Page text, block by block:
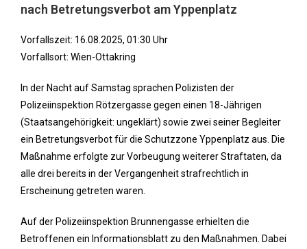
nach Betretungsverbot am Yppenplatz
Vorfallszeit: 16.08.2025, 01:30 Uhr
Vorfallsort: Wien-Ottakring
In der Nacht auf Samstag sprachen Polizisten der
Polizeiinspektion Rötzergasse gegen einen 18-Jährigen
(Staatsangehörigkeit: ungeklärt) sowie zwei seiner Begleiter
ein Betretungsverbot für die Schutzzone Yppenplatz aus. Die
Maßnahme erfolgte zur Vorbeugung weiterer Straftaten, da
alle drei bereits in der Vergangenheit strafrechtlich in
Erscheinung getreten waren.
Auf der Polizeiinspektion Brunnengasse erhielten die
Betroffenen ein Informationsblatt zu den Maßnahmen. Dabei